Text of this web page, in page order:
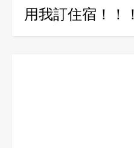
用我訂住宿！！！